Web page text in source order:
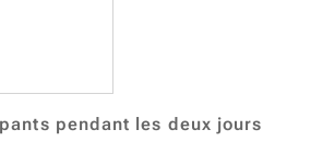
pendant les deux jours